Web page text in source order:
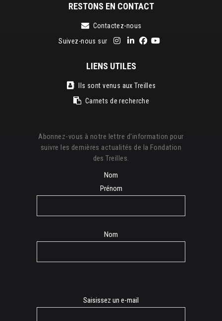
RESTONS EN CONTACT
Contactez-nous
Suivez-nous sur
LIENS UTILES
Ils sont venus aux Treilles
Carnets de recherche
Abonnez-vous à notre lettre d'information pour
suivre les dernières actualités de la Fondation
des Treilles.
Nom
Prénom
Nom
Saisissez un e-mail